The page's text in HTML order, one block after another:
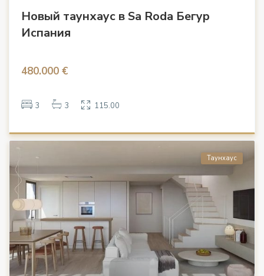
Новый таунхаус в Sa Roda Бегур
Испания
480.000 €
3 3 115.00
Таунхаус